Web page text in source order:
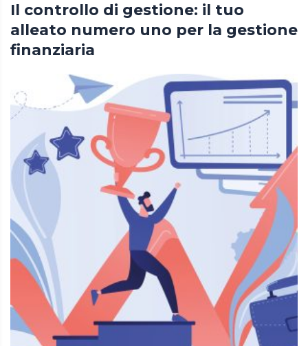
Il controllo di gestione: il tuo
alleato numero uno per la gestione
finanziaria